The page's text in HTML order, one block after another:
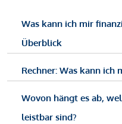
Was kann ich mir
Überblick
Rechner: Was kann ich
Wovon hängt es ab,
leistbar sind?